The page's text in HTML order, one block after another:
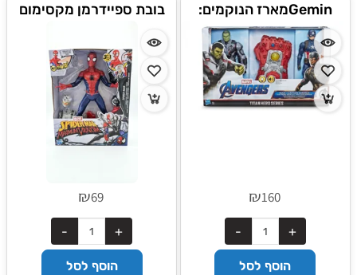
Geminמארז הנוקמים:
האלק וקפטן אמריקה +
כפפה
אלקטרוניתi_Generated_Image_gc4vfvgc4vfvgc4v
₪160
הוסף לסל
בובת ספיידרמן מקסימום
₪69
הוסף לסל